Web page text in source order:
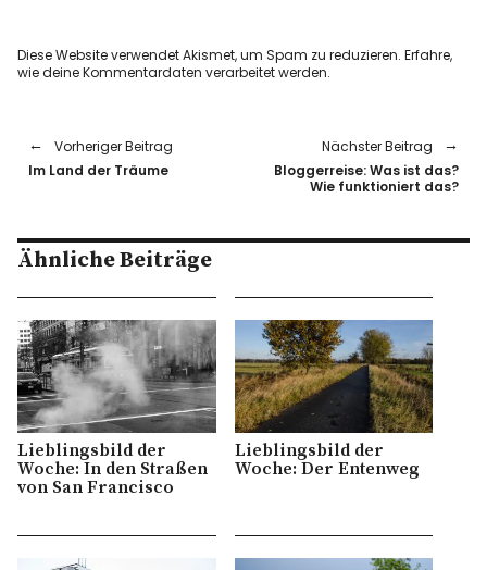
Diese Website verwendet Akismet, um Spam zu reduzieren.Erfahre,
wie deine Kommentardaten verarbeitet werden.
Vorheriger Beitrag
Im Land der Träume
Nächster Beitrag
Bloggerreise: Was ist das?
Wie funktioniert das?
Ähnliche Beiträge
Lieblingsbild der
Woche: In den Straßen
von San Francisco
Lieblingsbild der
Woche: Der Entenweg